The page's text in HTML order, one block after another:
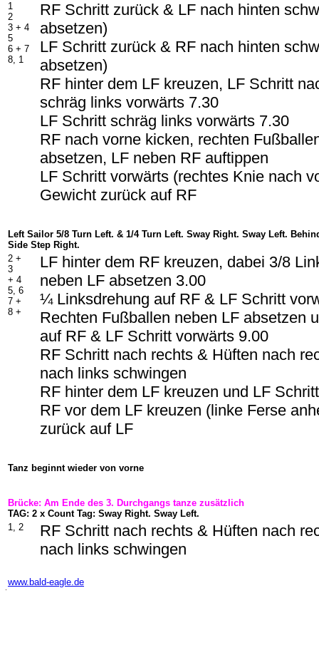
1
2
3 + 4
5
6 + 7
8, 1
RF Schritt zurück & LF nach hinten
absetzen)
LF Schritt zurück & RF nach hinten
absetzen)
RF hinter dem LF kreuzen, LF Schritt
schräg links vorwärts 7.30
LF Schritt schräg links vorwärts 7.30
RF nach vorne kicken, rechten
absetzen, LF neben RF auftippen
LF Schritt vorwärts (rechtes Knie nach
Gewicht zurück auf RF
Left Sailor 5/8 Turn Left. & 1/4 Turn Left. Sway Right. Sway Left.
Side Step Right.
2 +
3
+ 4
5, 6
7 +
8 +
LF hinter dem RF kreuzen, dabei 3/8
neben LF absetzen 3.00
¼ Linksdrehung auf RF & LF Schritt
Rechten Fußballen neben LF absetzen
auf RF & LF Schritt vorwärts 9.00
RF Schritt nach rechts & Hüften nach
nach links schwingen
RF hinter dem LF kreuzen und LF
RF vor dem LF kreuzen (linke Ferse
zurück auf LF
Tanz beginnt wieder von vorne
Brücke: Am Ende des 3. Durchgangs tanze zusätzlich
TAG: 2 x Count Tag: Sway Right. Sway Left.
1, 2
RF Schritt nach rechts & Hüften nach
nach links schwingen
www.bald-eagle.de